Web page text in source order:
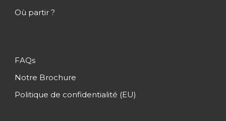
Où partir ?
FAQs
Notre Brochure
Politique de confidentialité (EU)